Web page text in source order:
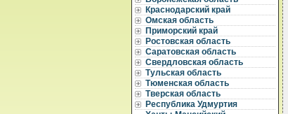
Краснодарский край
Омская область
Приморский край
Ростовская область
Саратовская область
Свердловская область
Тульская область
Тюменская область
Тверская область
Республика Удмуртия